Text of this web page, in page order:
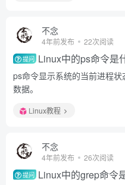
不念
4年前发布 22次阅读
提问 Linux中的ps命令是
ps命令显示系统的当前进程
数据。
Linux教程
不念
4年前发布 26次阅读
提问 Linux中的grep命令